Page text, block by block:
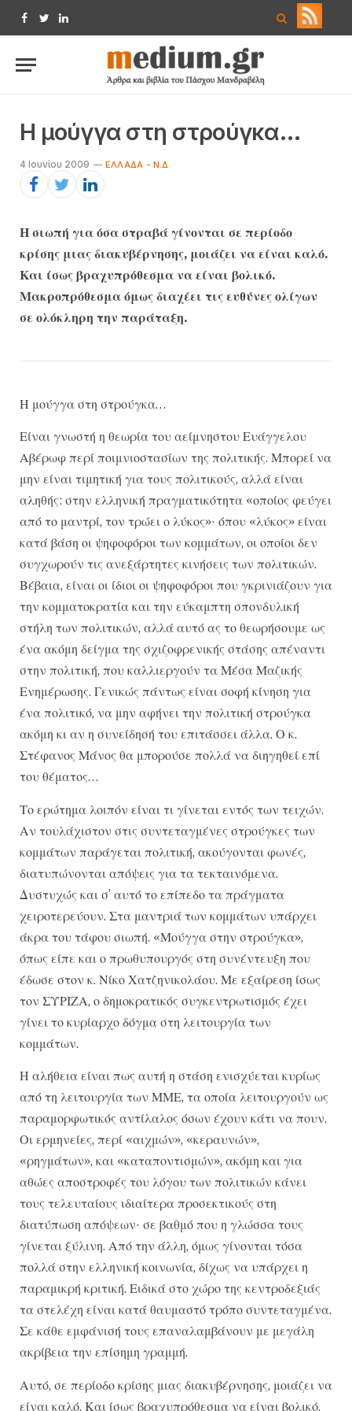
Facebook
TwitterLinkedIn
Η μούγγα στη στρούγκα…
4 Ιουνίου 2009 ΕΛΛΆΔΑ - Ν.Δ
Η σιωπή για όσα στραβά γίνονται σε περίοδο
κρίσης μιας διακυβέρνησης, μοιάζει να είναι καλό.
Και ίσως βραχυπρόθεσμα να είναι βολικό.
Μακροπρόθεσμα όμως διαχέει τις ευθύνες ολίγων
σε ολόκληρη την παράταξη.
Η μούγγα στη στρούγκα…
Είναι γνωστή η θεωρία του αείμνηστου Ευάγγελου
Αβέρωφ περί ποιμνιοστασίων της πολιτικής. Μπορεί να
μην είναι τιμητική για τους πολιτικούς, αλλά είναι
αληθής: στην ελληνική πραγματικότητα «οποίος φεύγει
από το μαντρί, τον τρώει ο λύκος»· όπου «λύκος» είναι
κατά βάση οι ψηφοφόροι των κομμάτων, οι οποίοι δεν
συγχωρούν τις ανεξάρτητες κινήσεις των πολιτικών.
Βέβαια, είναι οι ίδιοι οι ψηφοφόροι που γκρινιάζουν για
την κομματοκρατία και την εύκαμπτη σπονδυλική
στήλη των πολιτικών, αλλά αυτό ας το θεωρήσουμε ως
ένα ακόμη δείγμα της σχιζοφρενικής στάσης απέναντι
στην πολιτική, που καλλιεργούν τα Μέσα Μαζικής
Ενημέρωσης. Γενικώς πάντως είναι σοφή κίνηση για
ένα πολιτικό, να μην αφήνει την πολιτική στρούγκα
ακόμη κι αν η συνείδησή του επιτάσσει άλλα. Ο κ.
Στέφανος Μάνος θα μπορούσε πολλά να διηγηθεί επί
του θέματος…
Το ερώτημα λοιπόν είναι τι γίνεται εντός των τειχών.
Αν τουλάχιστον στις συντεταγμένες στρούγκες των
κομμάτων παράγεται πολιτική, ακούγονται φωνές,
διατυπώνονται απόψεις για τα τεκταινόμενα.
Δυστυχώς και σ’ αυτό το επίπεδο τα πράγματα
χειροτερεύουν. Στα μαντριά των κομμάτων υπάρχει
άκρα του τάφου σιωπή. «Μούγγα στην στρούγκα»,
όπως είπε και ο πρωθυπουργός στη συνέντευξη που
έδωσε στον κ. Νίκο Χατζηνικολάου. Με εξαίρεση ίσως
τον ΣΥΡΙΖΑ, ο δημοκρατικός συγκεντρωτισμός έχει
γίνει το κυρίαρχο δόγμα στη λειτουργία των
κομμάτων.
Η αλήθεια είναι πως αυτή η στάση ενισχύεται κυρίως
από τη λειτουργία των ΜΜΕ, τα οποία λειτουργούν ως
παραμορφωτικός αντίλαλος όσων έχουν κάτι να πουν.
Οι ερμηνείες, περί «αιχμών», «κεραυνών»,
«ρηγμάτων», και «καταποντισμών», ακόμη και για
αθώες αποστροφές του λόγου των πολιτικών κάνει
τους τελευταίους ιδιαίτερα προσεκτικούς στη
διατύπωση απόψεων· σε βαθμό που η γλώσσα τους
γίνεται ξύλινη. Από την άλλη, όμως γίνονται τόσα
πολλά στην ελληνική κοινωνία, δίχως να υπάρχει η
παραμικρή κριτική. Ειδικά στο χώρο της κεντροδεξιάς
τα στελέχη είναι κατά θαυμαστό τρόπο συντεταγμένα.
Σε κάθε εμφάνισή τους επαναλαμβάνουν με μεγάλη
ακρίβεια την επίσημη γραμμή.
Αυτό, σε περίοδο κρίσης μιας διακυβέρνησης, μοιάζει να
είναι καλό. Και ίσως βραχυπρόθεσμα να είναι βολικό.